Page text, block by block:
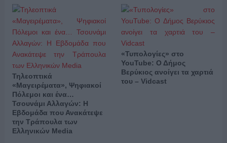
Τηλεοπτικά
«Μαγειρέματα», Ψηφιακοί
Πόλεμοι και ένα…
Τσουνάμι Αλλαγών: Η
Εβδομάδα που Ανακάτεψε
την Τράπουλα των
Ελληνικών Media
«Τυπολογίες» στο
YouTube: Ο Δήμος
Βερύκιος ανοίγει τα χαρτιά
του – Vidcast